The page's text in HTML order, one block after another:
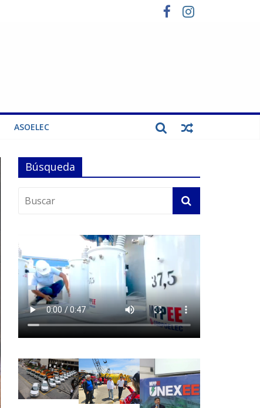
ASOELEC
Búsqueda